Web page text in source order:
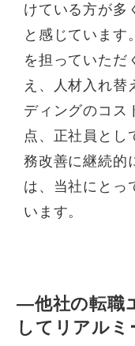
けている方が多
と感じています
を担っていただ
え、人材入れ替
ディングのコス
点、正社員とし
務改善に継続的
は、当社にとっ
います。
—他社の転職
してリアルミ